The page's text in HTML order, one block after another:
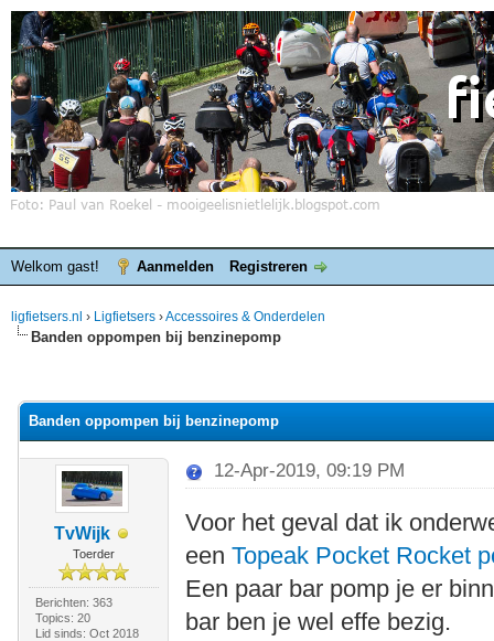
Welkom gast! Aanmelden Registreren
ligfietsers.nl › Ligfietsers ›Accessoires & Onderdelen
Banden oppompen bij benzinepomp
Banden oppompen bij benzinepomp
TvWijk
Toerder
Berichten: 363
Topics: 20
Lid sinds: Oct 2018
12-Apr-2019, 09:19 PM
Voor het geval dat ik
eenTopeak Pocket Rocket
Een paar bar pomp je er
bar ben je wel effe bezig.